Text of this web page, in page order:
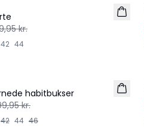
kr.
42 44
habitbukser
kr.
42 44 46